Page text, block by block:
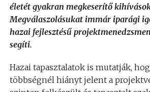
életét gyakran megkeserítő
Megválaszolásukat immár iparági
hazai fejlesztésű
segíti.
Hazai tapasztalatok is mutatják,
többségnél hiányt jelent a